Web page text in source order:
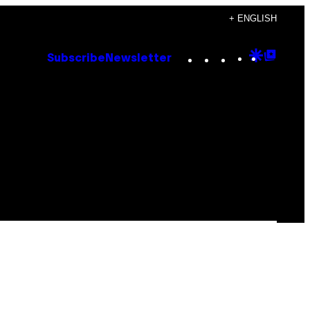
+ ENGLISH
Subscribe Newsletter Instagram
TikTok
YouTube
Google